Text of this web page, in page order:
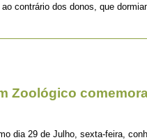
contrário dos donos, que
Zoológico
dia 29 de Julho, sexta-feira,